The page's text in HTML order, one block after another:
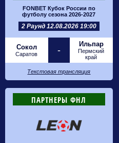
FONBET Кубок России по
футболу сезона 2026-2027
2 Раунд 12.08.2026 19:00
Сокол
Саратов -
Ильпар
Пермский
край
Текстовая трансляция
ПАРТНЕРЫ ФНЛ